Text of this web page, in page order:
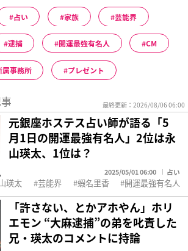
占い 家族 芸能界
逮捕 開運最強有名人 CM
属事務所 プレゼント
最終更新：2026/08/06 06:00
元銀座ホステス占い師が語る「5
月1日の開運最強有名人」2位は永
山瑛太、1位は？
2025/05/01 06:00 占い
瑛太 芸能界 蝦名里香 開運最強有名人
「許さない、とかアホやん」ホリ
エモン “大麻逮捕”の弟を叱責した
兄・瑛太のコメントに持論